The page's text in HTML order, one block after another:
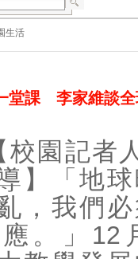
生活
堂課 李家維談全
記者人
】「地
，我們
。」12